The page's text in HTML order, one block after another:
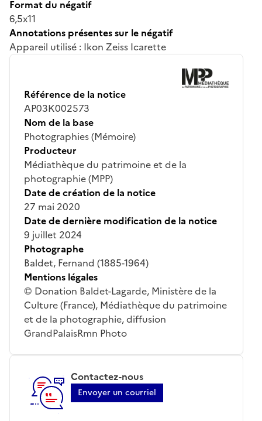
Format du négatif
6,5x11
Annotations présentes sur le négatif
Appareil utilisé : Ikon Zeiss Icarette
Référence de la notice
AP03K002573
Nom de la base
Photographies (Mémoire)
Producteur
Médiathèque du patrimoine et de la
photographie (MPP)
Date de création de la notice
27 mai 2020
Date de dernière modification de la notice
9 juillet 2024
Photographe
Baldet, Fernand (1885-1964)
Mentions légales
© Donation Baldet-Lagarde, Ministère de la
Culture (France), Médiathèque du patrimoine
et de la photographie, diffusion
GrandPalaisRmn Photo
Contactez-nous
Envoyer un courriel